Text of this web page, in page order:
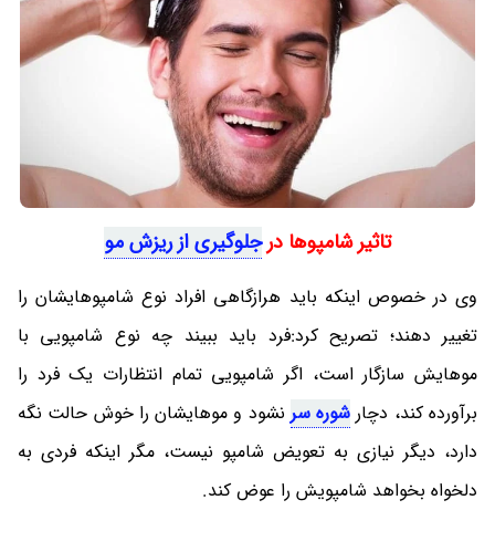
تاثیر شامپوها درجلوگیری از ریزش مو
وی در خصوص اینکه باید هرازگاهی افراد نوع شامپوهایشان را
تغییر دهند؛ تصریح کرد:فرد باید ببیند چه نوع شامپویی با
موهایش سازگار است، اگر شامپویی تمام انتظارات یک فرد را
برآورده کند، دچار شوره سر نشود و موهایشان را خوش حالت نگه
دارد، دیگر نیازی به تعویض شامپو نیست، مگر اینکه فردی به
دلخواه بخواهد شامپویش را عوض کند.